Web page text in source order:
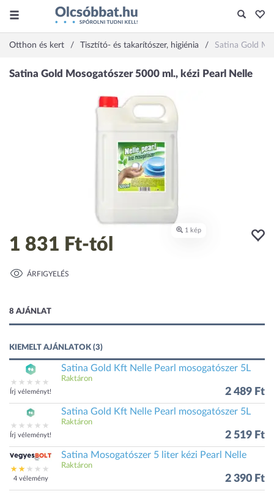
Otthon és kert Tisztító- és takarítószer, higiénia Satina Gold
1 831 Ft-tól
ÁRFIGYELÉS
8 AJÁNLAT
KIEMELT AJÁNLATOK (3)
Írj véleményt!
Satina Gold Kft Nelle Pearl mosogatószer 5L
Raktáron
2 489 Ft
Írj véleményt!
Satina Gold Kft Nelle Pearl mosogatószer 5L
Raktáron
2 519 Ft
4 vélemény
Satina Mosogatószer 5 liter kézi Pearl Nelle
Raktáron
2 390 Ft